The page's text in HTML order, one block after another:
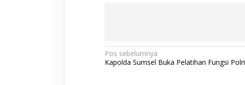
N
a
Pos sebelumnya
Kapolda Sumsel Buka Pelatihan Fungsi Polri